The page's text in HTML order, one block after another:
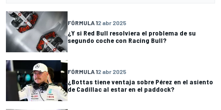
FÓRMULA 12 abr 2025
¿Y si Red Bull resolviera el problema de su
segundo coche con Racing Bull?
FÓRMULA 12 abr 2025
¿Bottas tiene ventaja sobre Pérez en el asiento
de Cadillac al estar en el paddock?